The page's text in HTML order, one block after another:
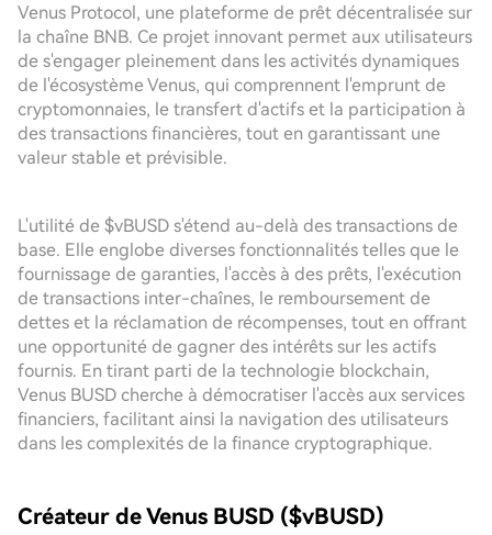
Venus Protocol, une plateforme de prêt décentralisée sur
la chaîne BNB. Ce projet innovant permet aux utilisateurs
de s'engager pleinement dans les activités dynamiques
de l'écosystème Venus, qui comprennent l'emprunt de
cryptomonnaies, le transfert d'actifs et la participation à
des transactions financières, tout en garantissant une
valeur stable et prévisible.
L'utilité de $vBUSD s'étend au-delà des transactions de
base. Elle englobe diverses fonctionnalités telles que le
fournissage de garanties, l'accès à des prêts, l'exécution
de transactions inter-chaînes, le remboursement de
dettes et la réclamation de récompenses, tout en offrant
une opportunité de gagner des intérêts sur les actifs
fournis. En tirant parti de la technologie blockchain,
Venus BUSD cherche à démocratiser l'accès aux services
financiers, facilitant ainsi la navigation des utilisateurs
dans les complexités de la finance cryptographique.
Créateur de Venus BUSD ($vBUSD)